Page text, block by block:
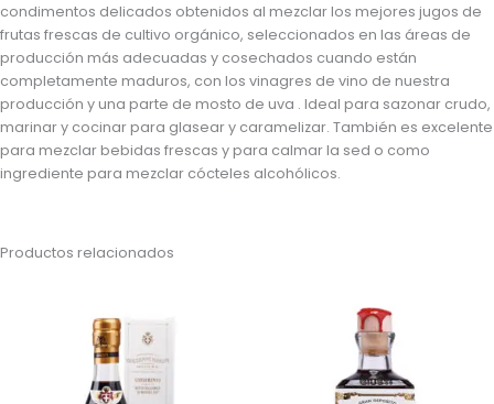
condimentos delicados obtenidos al mezclar los mejores jugos de
frutas frescas de cultivo orgánico, seleccionados en las áreas de
producción más adecuadas y cosechados cuando están
completamente maduros, con los vinagres de vino de nuestra
producción y una parte de mosto de uva . Ideal para sazonar crudo,
marinar y cocinar para glasear y caramelizar. También es excelente
para mezclar bebidas frescas y para calmar la sed o como
ingrediente para mezclar cócteles alcohólicos.
Productos relacionados